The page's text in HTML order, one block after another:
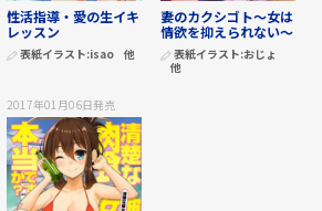
性活指導・愛の生イキ
レッスン
表紙イラスト:isao 他
妻のカクシゴト～女は
情欲を抑えられない～
表紙イラスト:おじょ
他
2017年01月06日発売